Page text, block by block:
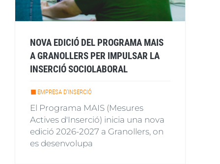
NOVA EDICIÓ DEL PROGRAMA MAIS
A GRANOLLERS PER IMPULSAR LA
INSERCIÓ SOCIOLABORAL
EMPRESA D'INSERCIÓ
El Programa MAIS (Mesures
Actives d'Inserció) inicia una nova
edició 2026-2027 a Granollers, on
es desenvolupa